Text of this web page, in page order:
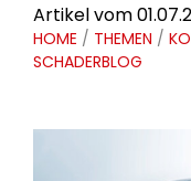
Artikel vom
HOME / THEMEN /
SCHADERBLOG